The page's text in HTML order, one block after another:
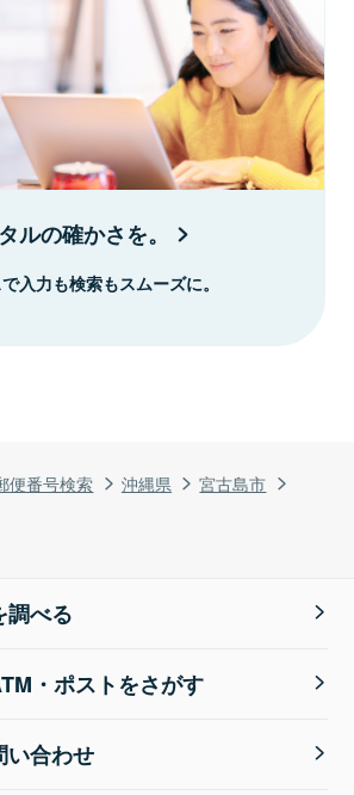
便番号検索 沖縄県
宮古島市
ルの確かさを。
入力も検索もスムーズに。
調べる
・ポストをさがす
い合わせ